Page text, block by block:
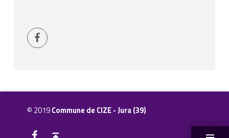
Page Facebook
© 2019Commune de CIZE - Jura (39)
Page Facebook